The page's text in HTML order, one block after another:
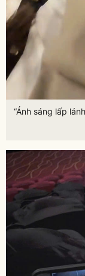
“Ánh sáng lấp